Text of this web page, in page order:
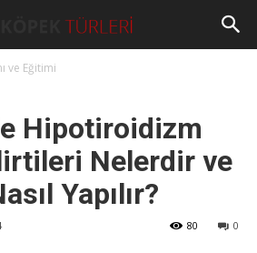
ve Eğitimi
Hipotiroidizm
Nelerdir ve
Yapılır?
0
80